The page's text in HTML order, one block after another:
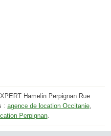
Hamelin Perpignan Rue
: agence de location Occitanie,
Perpignan.